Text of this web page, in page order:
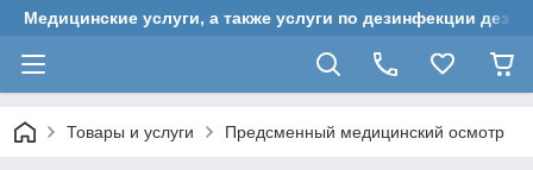
Медицинские услуги, а также услуги по дезинфекции
Товары и услуги Предсменный медицинский осмотр